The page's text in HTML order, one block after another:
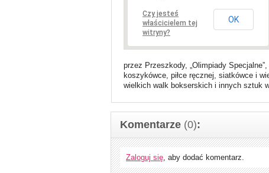
Czy jesteś
właścicielem tej
witryny?
OK
przez Przeszkody, „Olimpiady
koszykówce, piłce ręcznej, siatkówce i
wielkich walk bokserskich i innych sztuk
Komentarze (0):
Zaloguj się, aby dodać komentarz.